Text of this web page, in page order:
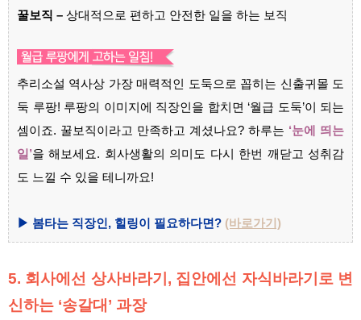
꿀보직 – 상대적으로 편하고 안전한 일을 하는 보직
추리소설 역사상 가장 매력적인 도둑으로 꼽히는 신출귀몰 도
둑 루팡! 루팡의 이미지에 직장인을 합치면 ‘월급 도둑’이 되는
셈이죠. 꿀보직이라고 만족하고 계셨나요? 하루는 ‘눈에 띄는
일’을 해보세요. 회사생활의 의미도 다시 한번 깨닫고 성취감
도 느낄 수 있을 테니까요!
▶ 봄타는 직장인, 힐링이 필요하다면? (바로가기)
5. 회사에선 상사바라기, 집안에선 자식바라기로 변
신하는 ‘송갈대’ 과장